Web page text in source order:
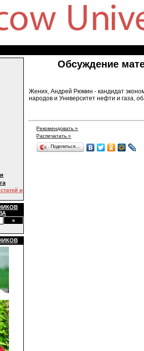
и
Обсуждение
Жених, Андрей Рюмин - кандидат
народов и Университет нефти и газа,
Рекомендовать »
Распечатать »
Поделиться…